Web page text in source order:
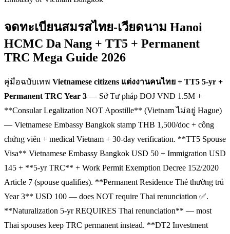
จดทะเบียนสมรสไทย-เวียดนาม Hanoi
HCMC Da Nang + TT5 + Permanent
TRC Mega Guide 2026
คู่มือฉบับเทพ Vietnamese citizens แต่งงานคนไทย + TT5 5-yr +
Permanent TRC Year 3 — Sở Tư pháp DOJ VND 1.5M +
**Consular Legalization NOT Apostille** (Vietnam ไม่อยู่ Hague)
— Vietnamese Embassy Bangkok stamp THB 1,500/doc + công
chứng viên + medical Vietnam + 30-day verification. **TT5 Spouse
Visa** Vietnamese Embassy Bangkok USD 50 + Immigration USD
145 + **5-yr TRC** + Work Permit Exemption Decree 152/2020
Article 7 (spouse qualifies). **Permanent Residence Thẻ thường trú
Year 3** USD 100 — does NOT require Thai renunciation ✅.
**Naturalization 5-yr REQUIRES Thai renunciation** — most
Thai spouses keep TRC permanent instead. **DT2 Investment